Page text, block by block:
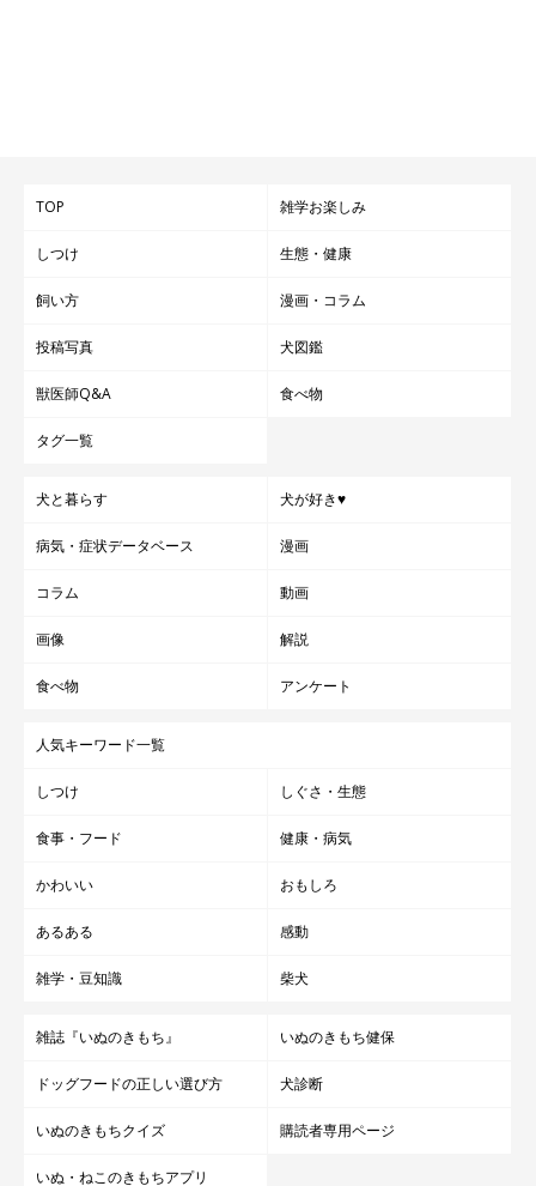
TOP 雑学お楽しみ
しつけ 生態・健康
飼い方 漫画・コラム
投稿写真 犬図鑑
獣医師Q&A 食べ物
タグ一覧
犬と暮らす 犬が好き♥
病気・症状データベース 漫画
コラム 動画
画像 解説
食べ物 アンケート
人気キーワード一覧
しつけ しぐさ・生態
食事・フード 健康・病気
かわいい おもしろ
あるある 感動
雑学・豆知識 柴犬
雑誌『いぬのきもち』 いぬのきもち健保
ドッグフードの正しい選び方 犬診断
いぬのきもちクイズ 購読者専用ページ
いぬ・ねこのきもちアプリ